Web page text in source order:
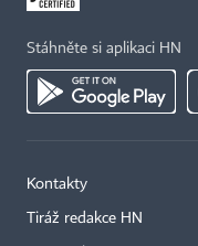
Stáhněte si aplikaci HN
Kontakty
Tiráž redakce HN